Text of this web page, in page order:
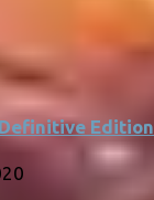
Edition